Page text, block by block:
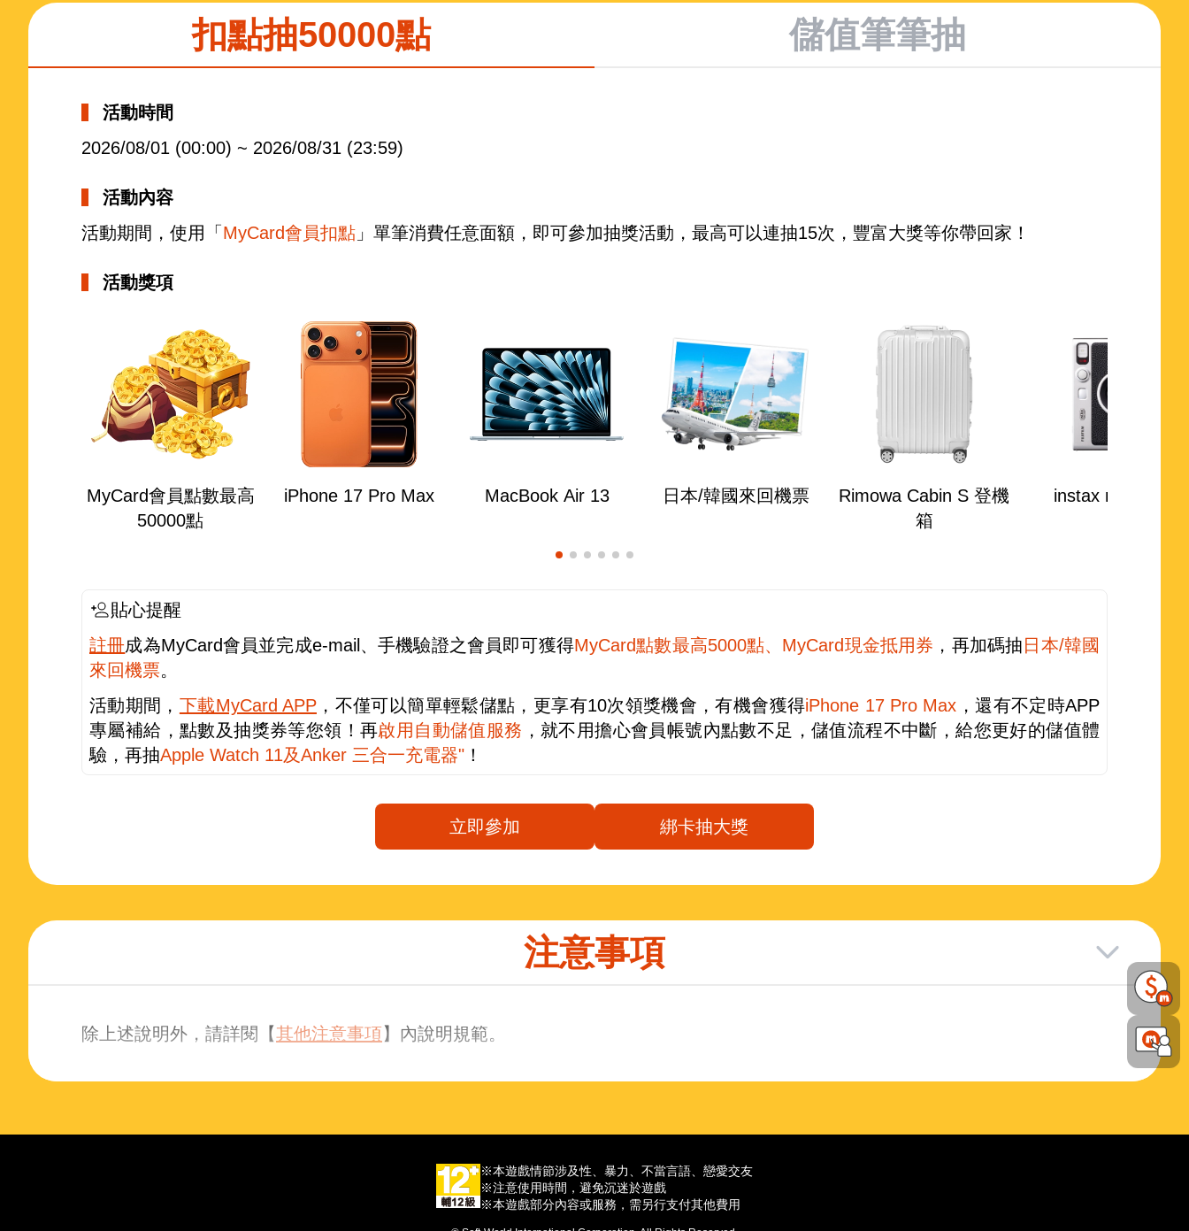
扣點抽50000點 儲值筆筆抽
活動時間
2026/08/01 (00:00) ~ 2026/08/31 (23:59)
活動內容
活動期間，使用「 MyCard會員扣點 」單筆消費任意面額，即可參加抽獎活動，最高可以連抽15次，豐富大獎等你帶回家！
活動獎項
MyCard會員點數最高
50000點
iPhone 17 Pro Max MacBook Air 13 日本/韓國來回機票
Rimowa Cabin S 登機
箱
instax mini Evo
貼心提醒
註冊成為MyCard會員並完成e-mail、手機驗證之會員即可獲得MyCard點數最高5000點、MyCard現金抵用券 ，再加碼抽 日本/韓國
來回機票。
活動期間， 下載MyCard APP，不僅可以簡單輕鬆儲點，更享有10次領獎機會，有機會獲得iPhone 17 Pro Max ，還有不定時APP
專屬補給，點數及抽獎券等您領！再啟用自動儲值服務 ，就不用擔心會員帳號內點數不足，儲值流程不中斷，給您更好的儲值體
驗，再抽Apple Watch 11及Anker 三合一充電器" ！
立即參加 綁卡抽大獎
注意事項
除上述說明外，請詳閱【其他注意事項】內說明規範。
※本遊戲情節涉及性、暴力、不當言語、戀愛交友
※注意使用時間，避免沉迷於遊戲
※本遊戲部分內容或服務，需另行支付其他費用